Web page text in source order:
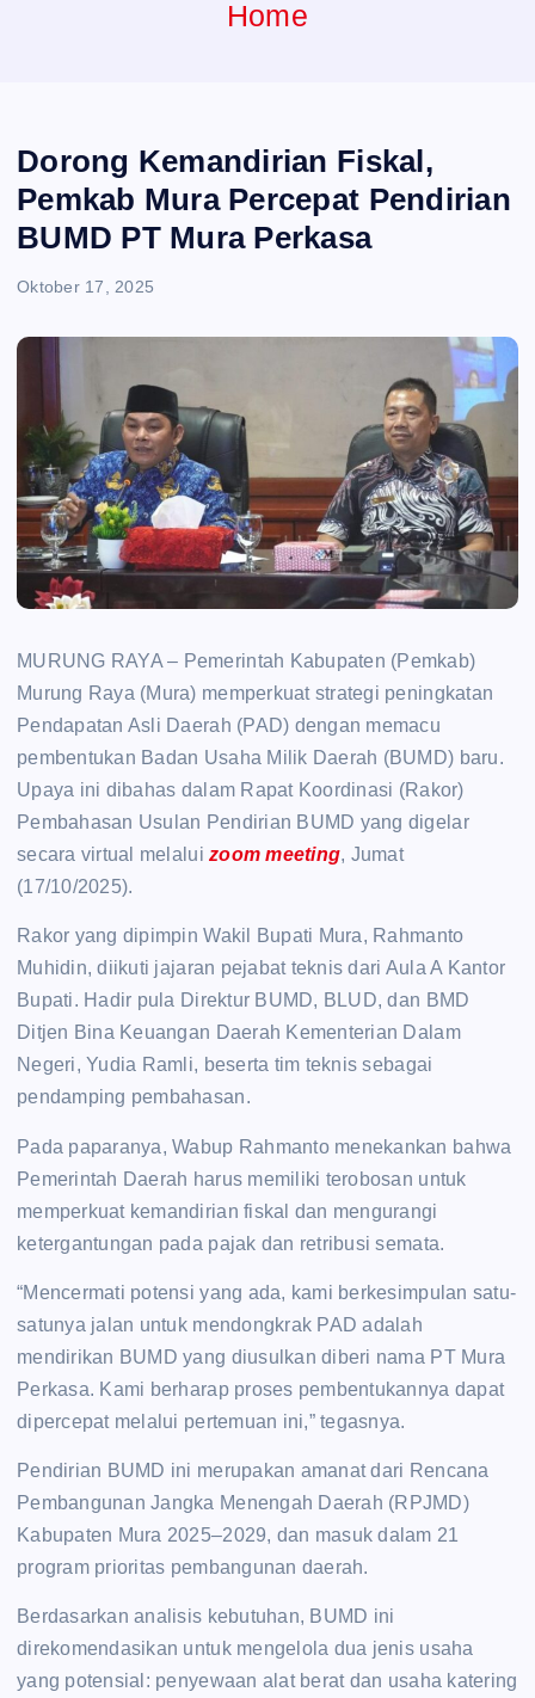
Home
Dorong Kemandirian Fiskal,
Pemkab Mura Percepat Pendirian
BUMD PT Mura Perkasa
Oktober 17, 2025
MURUNG RAYA – Pemerintah Kabupaten (Pemkab)
Murung Raya (Mura) memperkuat strategi peningkatan
Pendapatan Asli Daerah (PAD) dengan memacu
pembentukan Badan Usaha Milik Daerah (BUMD) baru.
Upaya ini dibahas dalam Rapat Koordinasi (Rakor)
Pembahasan Usulan Pendirian BUMD yang digelar
secara virtual melaluizoom meeting, Jumat
(17/10/2025).
Rakor yang dipimpin Wakil Bupati Mura, Rahmanto
Muhidin, diikuti jajaran pejabat teknis dari Aula A Kantor
Bupati. Hadir pula Direktur BUMD, BLUD, dan BMD
Ditjen Bina Keuangan Daerah Kementerian Dalam
Negeri, Yudia Ramli, beserta tim teknis sebagai
pendamping pembahasan.
Pada paparanya, Wabup Rahmanto menekankan bahwa
Pemerintah Daerah harus memiliki terobosan untuk
memperkuat kemandirian fiskal dan mengurangi
ketergantungan pada pajak dan retribusi semata.
“Mencermati potensi yang ada, kami berkesimpulan satu-
satunya jalan untuk mendongkrak PAD adalah
mendirikan BUMD yang diusulkan diberi nama PT Mura
Perkasa. Kami berharap proses pembentukannya dapat
dipercepat melalui pertemuan ini,” tegasnya.
Pendirian BUMD ini merupakan amanat dari Rencana
Pembangunan Jangka Menengah Daerah (RPJMD)
Kabupaten Mura 2025–2029, dan masuk dalam 21
program prioritas pembangunan daerah.
Berdasarkan analisis kebutuhan, BUMD ini
direkomendasikan untuk mengelola dua jenis usaha
yang potensial: penyewaan alat berat dan usaha katering